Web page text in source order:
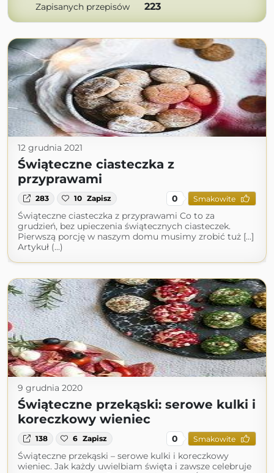
Zapisanych przepisów 223
12 grudnia 2021
Świąteczne ciasteczka z
przyprawami
283 10 Zapisz 0 Smakowite
Świąteczne ciasteczka z przyprawami Co to za
grudzień, bez upieczenia świątecznych ciasteczek.
Pierwszą porcję w naszym domu musimy zrobić tuż […]
Artykuł (...)
9 grudnia 2020
Świąteczne przekąski: serowe kulki i
koreczkowy wieniec
138 6 Zapisz 0 Smakowite
Świąteczne przekąski – serowe kulki i koreczkowy
wieniec. Jak każdy uwielbiam święta i zawsze celebruje